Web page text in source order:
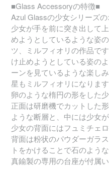
■Glass Accessoryの特徴■
Azul Glassの少女シリーズの
少女が手を前に突き出して
めようとしているような姿
ツ、ミルフィオリの作品で
け止めようとしている姿の
ーンを見ているような楽し
星もミルフィオリになります
卵のような楕円の形をした
正面は研磨機でカットした
ような断層と、中には少女
少女の背面にはフュミチェ
背面は粉状のパウダーガラ
トをかけることで石のよう
真鍮製の専用の台座が付属い